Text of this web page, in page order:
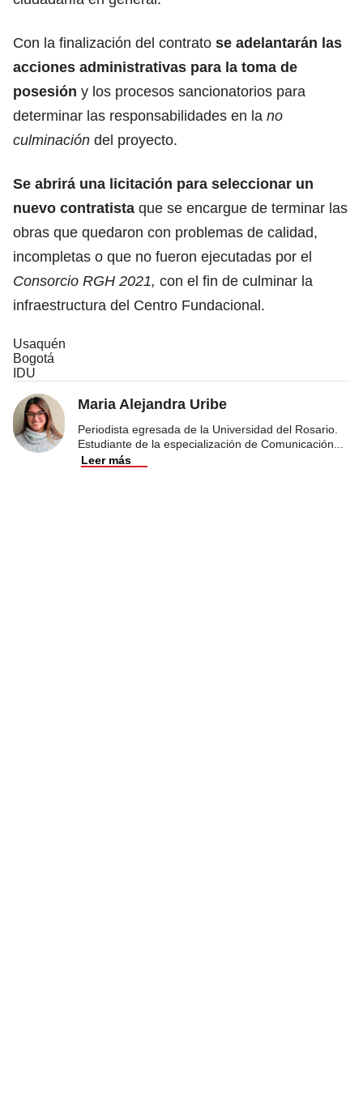
Con la finalización del contrato se adelantarán las
acciones administrativas para la toma de
posesión y los procesos sancionatorios para
determinar las responsabilidades en la no
culminación del proyecto.
Se abrirá una licitación para seleccionar un
nuevo contratista que se encargue de terminar las
obras que quedaron con problemas de calidad,
incompletas o que no fueron ejecutadas por el
Consorcio RGH 2021, con el fin de culminar la
infraestructura del Centro Fundacional.
Usaquén
Bogotá
IDU
Maria Alejandra Uribe
Periodista egresada de la Universidad del Rosario.
Estudiante de la especialización de Comunicación
Leer más